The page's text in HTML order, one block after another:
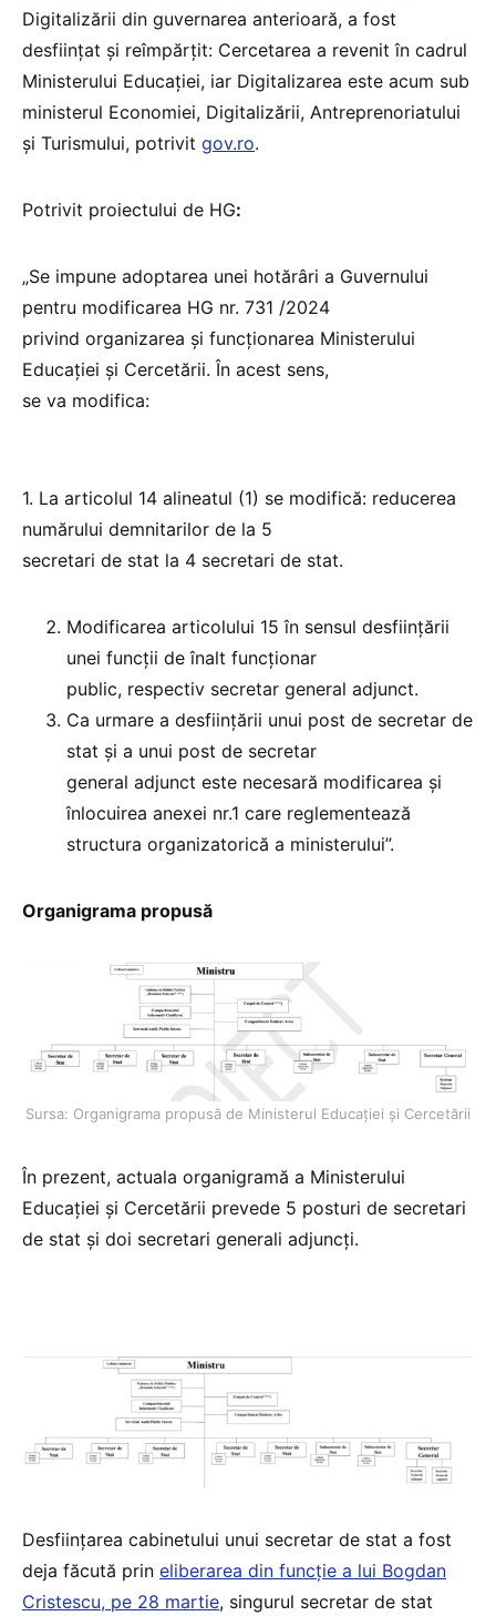
Digitalizării din guvernarea anterioară, a fost
desființat și reîmpărțit: Cercetarea a revenit în cadrul
Ministerului Educației, iar Digitalizarea este acum sub
ministerul Economiei, Digitalizării, Antreprenoriatului
și Turismului, potrivit gov.ro.
Potrivit proiectului de HG:
„Se impune adoptarea unei hotărâri a Guvernului
pentru modificarea HG nr. 731 /2024
privind organizarea și funcţionarea Ministerului
Educaţiei și Cercetării. În acest sens,
se va modifica:
1. La articolul 14 alineatul (1) se modifică: reducerea
numărului demnitarilor de la 5
secretari de stat la 4 secretari de stat.
Modificarea articolului 15 în sensul desfiinţării
unei funcţii de înalt funcţionar
public, respectiv secretar general adjunct.
Ca urmare a desfiinţării unui post de secretar de
stat și a unui post de secretar
general adjunct este necesară modificarea și
înlocuirea anexei nr.1 care reglementează
structura organizatorică a ministerului”.
Organigrama propusă
Sursa: Organigrama propusă de Ministerul Educației și Cercetării
În prezent, actuala organigramă a Ministerului
Educației și Cercetării prevede 5 posturi de secretari
de stat și doi secretari generali adjuncți.
Desființarea cabinetului unui secretar de stat a fost
deja făcută prin eliberarea din funcție a lui Bogdan
Cristescu, pe 28 martie, singurul secretar de stat